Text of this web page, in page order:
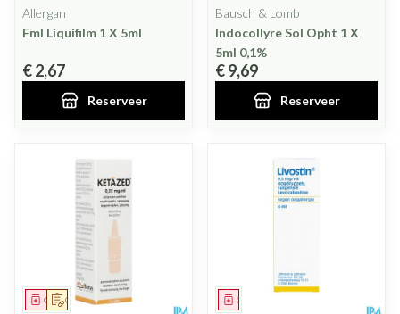
Allergan
Fml Liquifilm 1 X 5ml
€ 2,67
Reserveer
Bausch & Lomb
Indocollyre Sol Opht 1 X
5ml 0,1%
€ 9,69
Reserveer
Op voorschrift
Geneesmiddel Geneesmiddel